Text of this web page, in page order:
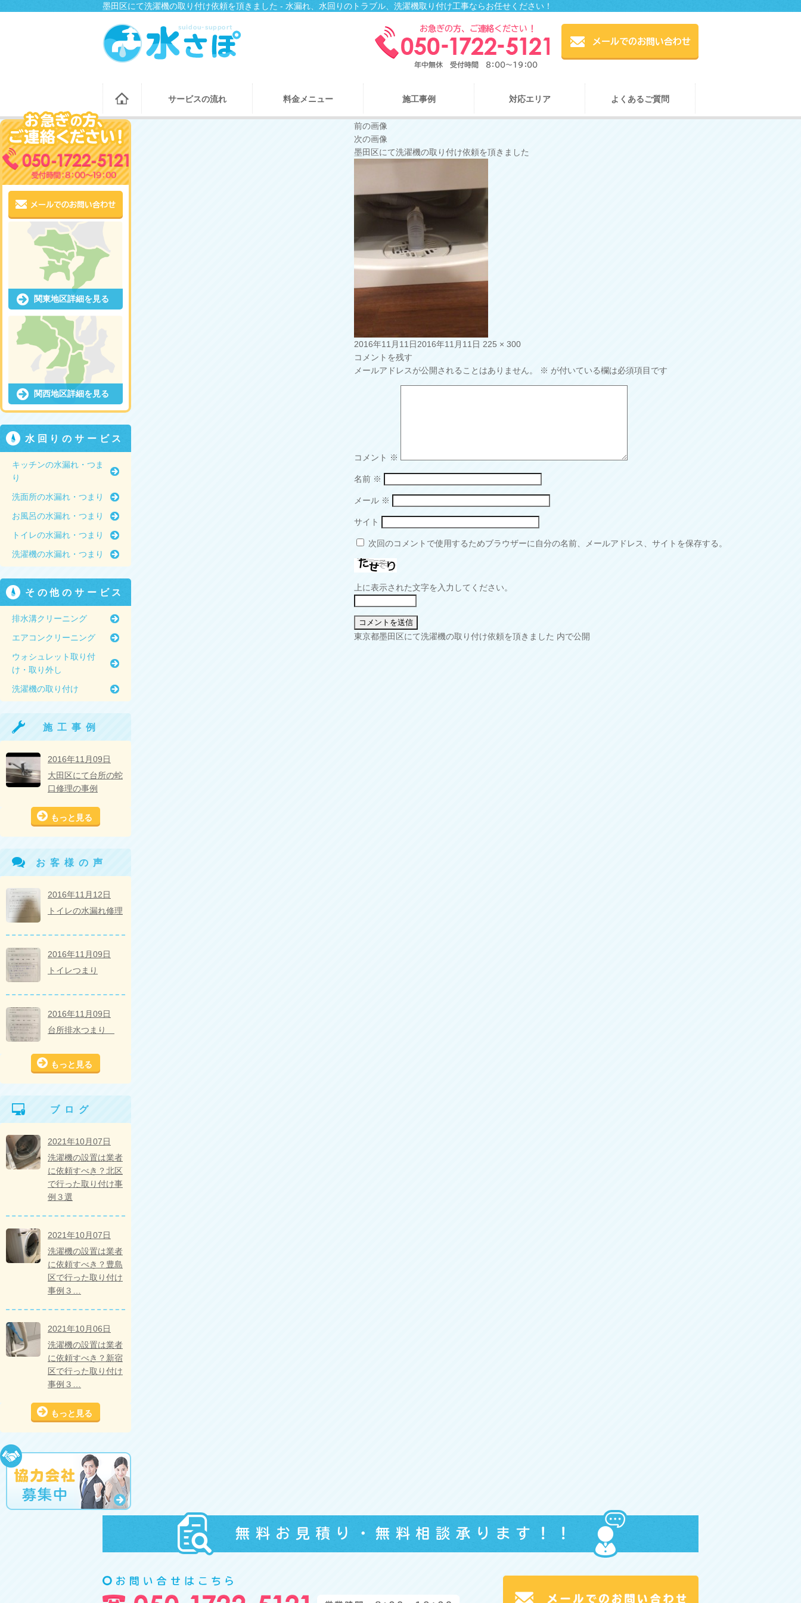
墨田区にて洗濯機の取り付け依頼を頂きました - 水漏れ、水回りのトラブル、洗濯機取り付け工事ならお任せください！
サービスの流れ 料金メニュー 施工事例 対応エリア よくあるご質問
前の画像
次の画像
墨田区にて洗濯機の取り付け依頼を頂きました
投
稿
日:
2016年11月11日2016年11月11日 フ
サ
225 × 300
コメントを残す
メールアドレスが公開されることはありません。
※ が付いている欄は必須項目です
コメント ※
名前 ※
メール ※
サイト
次回のコメントで使用するためブラウザーに自分の名前、メールアドレス、サイトを保存する。
上に表示された文字を入力してください。
投
東京都墨田区にて洗濯機の取り付け依頼を頂きました 内で公開
関東地区詳細を見る
関西地区詳細を見る
水回りのサービス
キッチンの水漏れ・つま
り
洗面所の水漏れ・つまり
お風呂の水漏れ・つまり
トイレの水漏れ・つまり
洗濯機の水漏れ・つまり
その他のサービス
排水溝クリーニング
エアコンクリーニング
ウォシュレット取り付
け・取り外し
洗濯機の取り付け
施工事例
2016年11月09日
大田区にて台所の蛇
口修理の事例
もっと見る
お客様の声
2016年11月12日
トイレの水漏れ修理
2016年11月09日
トイレつまり
2016年11月09日
台所排水つまり
もっと見る
ブログ
2021年10月07日
洗濯機の設置は業者
に依頼すべき？北区
で行った取り付け事
例３選
2021年10月07日
洗濯機の設置は業者
に依頼すべき？豊島
区で行った取り付け
事例３…
2021年10月06日
洗濯機の設置は業者
に依頼すべき？新宿
区で行った取り付け
事例３…
もっと見る